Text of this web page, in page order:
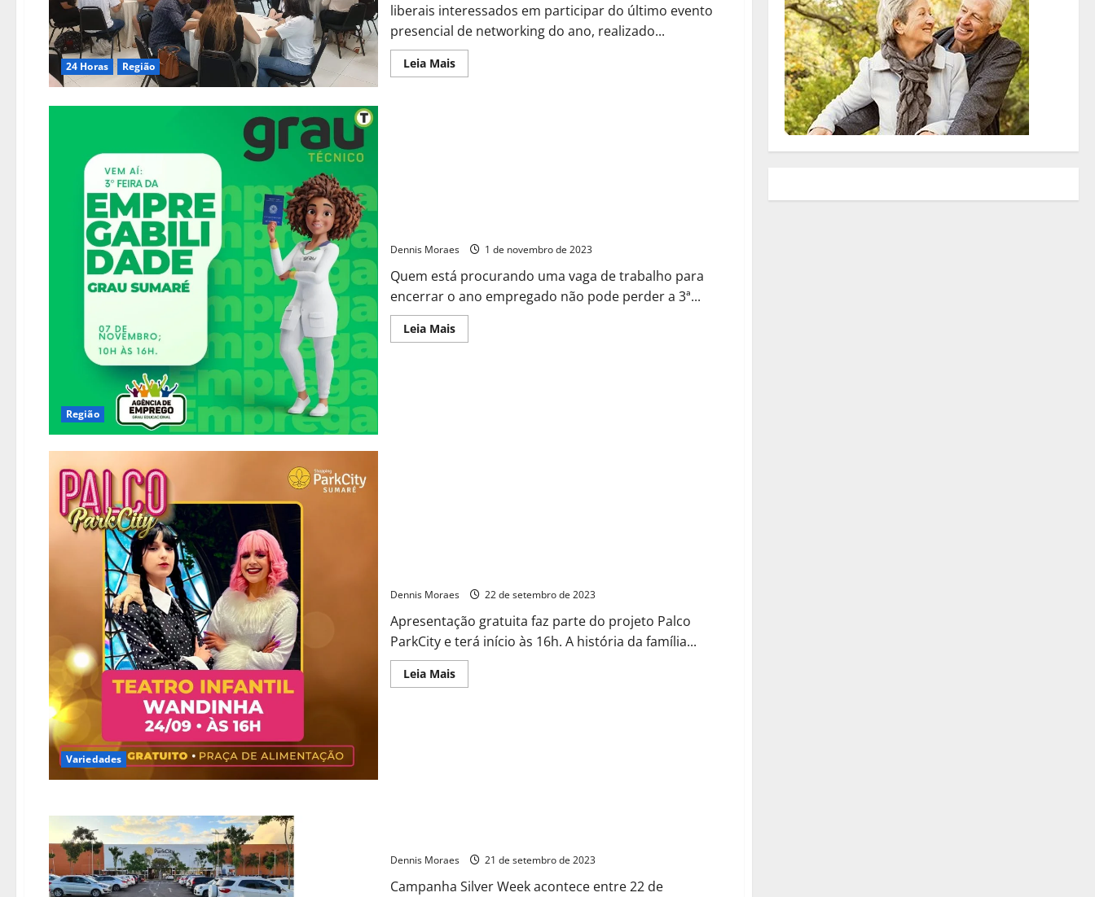
24 Horas Região
liberais interessados em participar do último evento
presencial de networking do ano, realizado...
Leia Mais
Região
Dennis Moraes 1 de novembro de 2023
Quem está procurando uma vaga de trabalho para
encerrar o ano empregado não pode perder a 3ª...
Leia Mais
Variedades
Dennis Moraes 22 de setembro de 2023
Apresentação gratuita faz parte do projeto Palco
ParkCity e terá início às 16h. A história da família...
Leia Mais
Dennis Moraes 21 de setembro de 2023
Campanha Silver Week acontece entre 22 de